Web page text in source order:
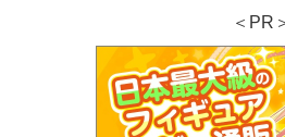
＜PR